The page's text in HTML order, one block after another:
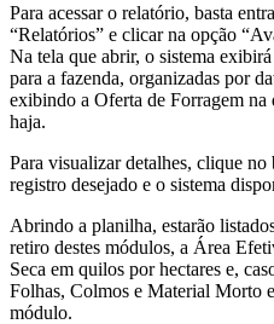
Para acessar o relatório, basta
“Relatórios” e clicar na opção
Na tela que abrir, o sistema
para a fazenda, organizadas por
exibindo a Oferta de Forragem na
haja.
Para visualizar detalhes, clique
registro desejado e o sistema
Abrindo a planilha, estarão
retiro destes módulos, a Área
Seca em quilos por hectares e,
Folhas, Colmos e Material Morto
módulo.